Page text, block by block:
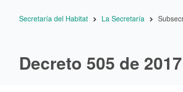
Ruta
navegación
Secretaría del Habitat La Secretaría
Decreto 505 de 2017